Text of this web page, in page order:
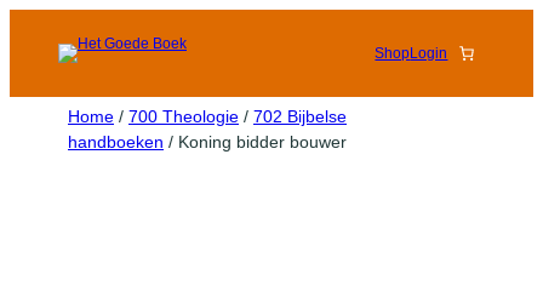
ShopLogin
Home / 700 Theologie / 702 Bijbelse
handboeken / Koning bidder bouwer